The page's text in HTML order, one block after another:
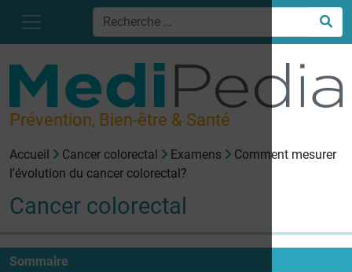
Prévention, Bien-être & Santé
Accueil Cancer colorectal Examens
Comment mesurer
l'évolution du cancer colorectal?
Cancer colorectal
Sommaire